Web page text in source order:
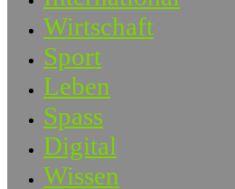
Wirtschaft
Sport
Leben
Spass
Digital
Wissen